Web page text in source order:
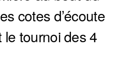
cotes d’écoute
tournoi des 4